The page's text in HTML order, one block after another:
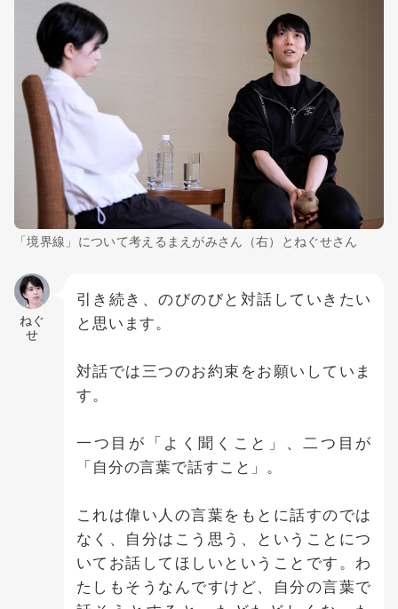
「境界線」について考えるまえがみさん（右）とねぐせさん
ねぐ
せ
引き続き、のびのびと対話していきたい
と思います。
対話では三つのお約束をお願いしていま
す。
一つ目が「よく聞くこと」、二つ目が
「自分の言葉で話すこと」。
これは偉い人の言葉をもとに話すのでは
なく、自分はこう思う、ということにつ
いてお話してほしいということです。わ
たしもそうなんですけど、自分の言葉で